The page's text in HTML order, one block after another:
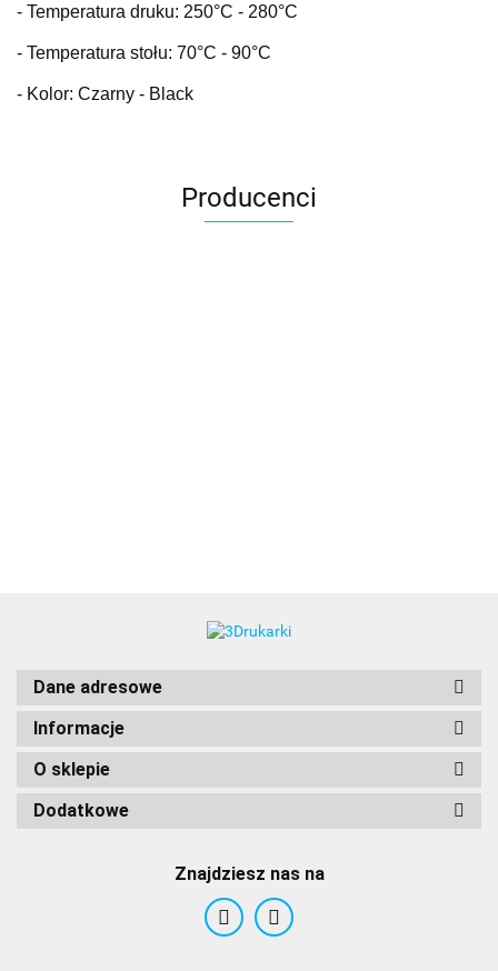
- Temperatura druku: 250°C - 280°C
- Temperatura stołu: 70°C - 90°C
- Kolor: Czarny - Black
Producenci
Dane adresowe
Informacje
O sklepie
Dodatkowe
Znajdziesz nas na